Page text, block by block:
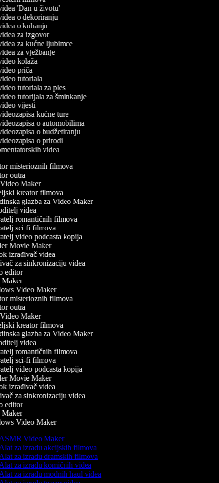
'Dan u životu'
o dekoriranju
o kuhanju
za izgovor
za kućne ljubimce
za vježbanje
kolaža
priča
tutoriala
tutoriala za ples
tutorijala za šminkanje
vijesti
kućne ture
o automobilima
o budžetiranju
o prirodi
videa
misterioznih filmova
outra
Maker
kreator filmova
glazba za Video Maker
videa
romantičnih filmova
sci-fi filmova
video podcasta kopija
Movie Maker
izrađivač videa
za sinkronizaciju videa
editor
Video Maker
misterioznih filmova
outra
Maker
kreator filmova
glazba za Video Maker
videa
romantičnih filmova
sci-fi filmova
video podcasta kopija
Movie Maker
izrađivač videa
za sinkronizaciju videa
editor
Video Maker
Video Maker
za izradu akcijskih filmova
za izradu dramskih filmova
za izradu komičnih videa
za izradu modnih haul videa